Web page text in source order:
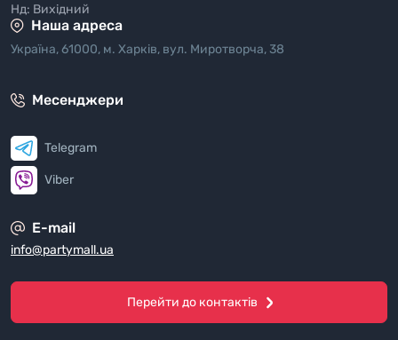
Нд: Вихідний
Наша адреса
Україна, 61000, м. Харків, вул. Миротворча, 38
Месенджери
Telegram
Viber
E-mail
info@partymall.ua
Перейти до контактів